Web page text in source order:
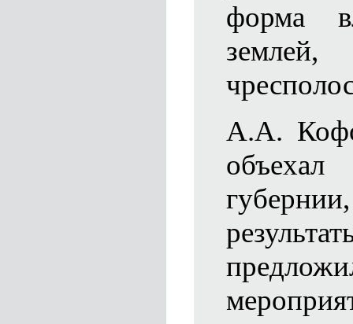
форма
землей,
А.А.
объехал